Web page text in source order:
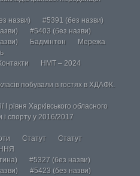
назви)
#5391 (без назви)
#5403 (без назви)
Бадмінтон
Мережа
НМТ – 2024
побували в гостях в ХДАФК.
І рівня Харківського обласного
і спорту у 2016/2017
Статут
Статут
#5327 (без назви)
#5423 (без назви)